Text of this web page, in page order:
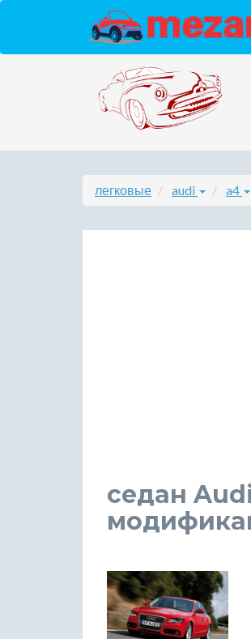
легковые audi a4
седан